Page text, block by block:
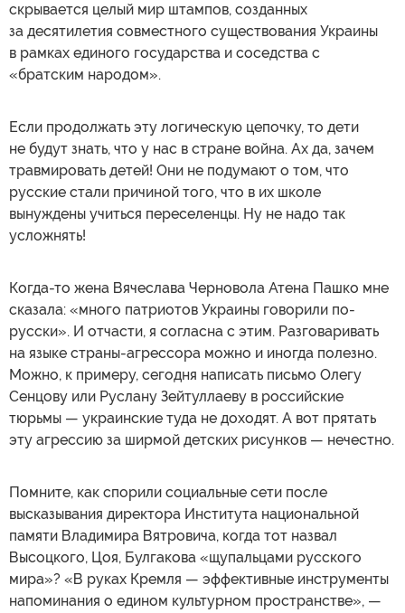
скрывается целый мир штампов, созданных
за десятилетия совместного существования Украины
в рамках единого государства и соседства с
«братским народом».
Если продолжать эту логическую цепочку, то дети
не будут знать, что у нас в стране война. Ах да, зачем
травмировать детей! Они не подумают о том, что
русские стали причиной того, что в их школе
вынуждены учиться переселенцы. Ну не надо так
усложнять!
Когда-то жена Вячеслава Черновола Атена Пашко мне
сказала: «много патриотов Украины говорили по-
русски». И отчасти, я согласна с этим. Разговаривать
на языке страны-агрессора можно и иногда полезно.
Можно, к примеру, сегодня написать письмо Олегу
Сенцову или Руслану Зейтуллаеву в российские
тюрьмы — украинские туда не доходят. А вот прятать
эту агрессию за ширмой детских рисунков — нечестно.
Помните, как спорили социальные сети после
высказывания директора Института национальной
памяти Владимира Вятровича, когда тот назвал
Высоцкого, Цоя, Булгакова «щупальцами русского
мира»? «В руках Кремля — эффективные инструменты
напоминания о едином культурном пространстве», —